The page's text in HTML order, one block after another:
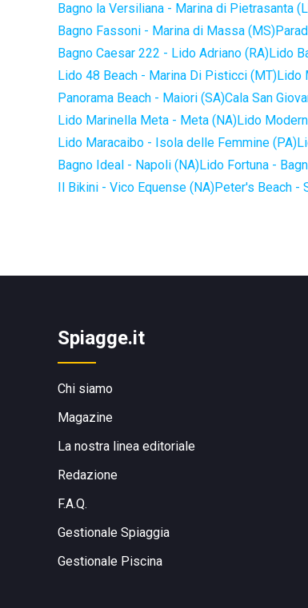
Bagno la Versiliana - Marina di Pietrasanta
Bagno Fassoni - Marina di Massa (MS)
Bagno Caesar 222 - Lido Adriano (RA)Lido
Lido 48 Beach - Marina Di Pisticci (MT)Lido
Panorama Beach - Maiori (SA)Cala San
Lido Marinella Meta - Meta (NA)Lido
Lido Maracaibo - Isola delle Femmine (PA)
Bagno Ideal - Napoli (NA)Lido Fortuna -
Il Bikini - Vico Equense (NA)Peter's Beach -
Spiagge.it
Chi siamo
Magazine
La nostra linea editoriale
Redazione
F.A.Q.
Gestionale Spiaggia
Gestionale Piscina